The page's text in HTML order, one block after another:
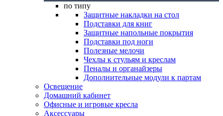
по типу
Защитные накладки на стол
Подставки для книг
Защитные напольные покрытия
Подставки под ноги
Полезные мелочи
Чехлы к стульям и креслам
Пеналы и органайзеры
Дополнительные модули к партам
Освещение
Домашний кабинет
Офисные и игровые кресла
Аксессуары